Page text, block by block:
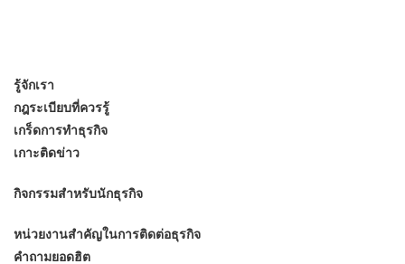
รู้จักเรา
กฎระเบียบที่ควรรู้
เกร็ดการทำธุรกิจ
เกาะติดข่าว
กิจกรรมสำหรับนักธุรกิจ
หน่วยงานสำคัญในการติดต่อธุรกิจ
คำถามยอดฮิต